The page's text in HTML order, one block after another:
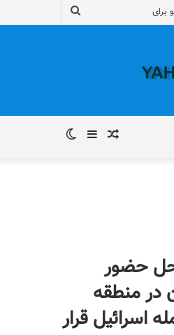
سایدبار نوشته
حضور
در منطقه
اسرائیل قرار